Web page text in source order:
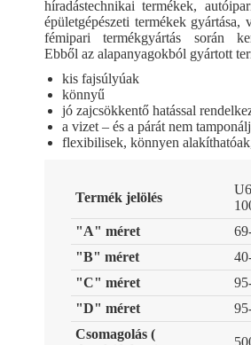
híradástechnikai termékek,
épületgépészeti termékek gyártása,
fémipari termékgyártás során
Ebből az alapanyagokból gyártott
kis fajsúlyúak
könnyű
jó zajcsökkentő hatással
a vizet – és a párát nem
flexibilisek, könnyen
Termék jelölés
"A" méret
"B" méret
"C" méret
"D" méret
Csomagolás (